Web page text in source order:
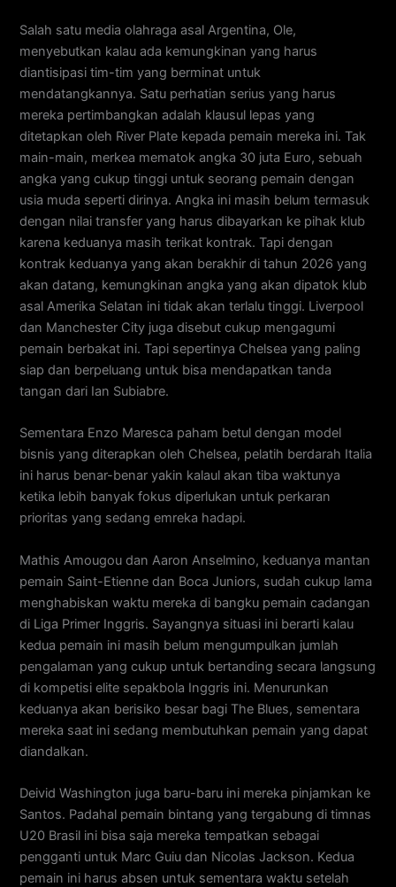
Salah satu media olahraga asal Argentina, Ole,
menyebutkan kalau ada kemungkinan yang harus
diantisipasi tim-tim yang berminat untuk
mendatangkannya. Satu perhatian serius yang harus
mereka pertimbangkan adalah klausul lepas yang
ditetapkan oleh River Plate kepada pemain mereka ini. Tak
main-main, merkea mematok angka 30 juta Euro, sebuah
angka yang cukup tinggi untuk seorang pemain dengan
usia muda seperti dirinya. Angka ini masih belum termasuk
dengan nilai transfer yang harus dibayarkan ke pihak klub
karena keduanya masih terikat kontrak. Tapi dengan
kontrak keduanya yang akan berakhir di tahun 2026 yang
akan datang, kemungkinan angka yang akan dipatok klub
asal Amerika Selatan ini tidak akan terlalu tinggi. Liverpool
dan Manchester City juga disebut cukup mengagumi
pemain berbakat ini. Tapi sepertinya Chelsea yang paling
siap dan berpeluang untuk bisa mendapatkan tanda
tangan dari Ian Subiabre.
Sementara Enzo Maresca paham betul dengan model
bisnis yang diterapkan oleh Chelsea, pelatih berdarah Italia
ini harus benar-benar yakin kalaul akan tiba waktunya
ketika lebih banyak fokus diperlukan untuk perkaran
prioritas yang sedang emreka hadapi.
Mathis Amougou dan Aaron Anselmino, keduanya mantan
pemain Saint-Etienne dan Boca Juniors, sudah cukup lama
menghabiskan waktu mereka di bangku pemain cadangan
di Liga Primer Inggris. Sayangnya situasi ini berarti kalau
kedua pemain ini masih belum mengumpulkan jumlah
pengalaman yang cukup untuk bertanding secara langsung
di kompetisi elite sepakbola Inggris ini. Menurunkan
keduanya akan berisiko besar bagi The Blues, sementara
mereka saat ini sedang membutuhkan pemain yang dapat
diandalkan.
Deivid Washington juga baru-baru ini mereka pinjamkan ke
Santos. Padahal pemain bintang yang tergabung di timnas
U20 Brasil ini bisa saja mereka tempatkan sebagai
pengganti untuk Marc Guiu dan Nicolas Jackson. Kedua
pemain ini harus absen untuk sementara waktu setelah